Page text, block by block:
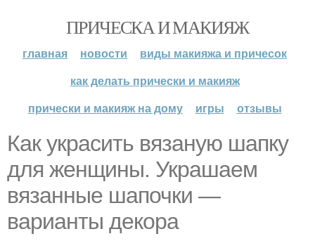
ПРИЧЕСКА И МАКИЯЖ
главная новости
виды макияжа и причесок
как делать прически и макияж
прически и макияж на дому
игры отзывы
Как украсить вязаную шапку
для женщины. Украшаем
вязанные шапочки —
варианты декора